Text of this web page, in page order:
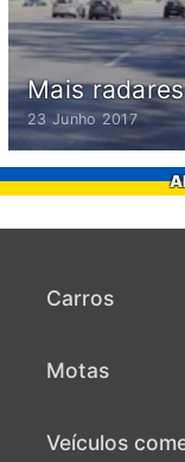
Mais
23 Junho 2017
Carros
Motas
Veículos